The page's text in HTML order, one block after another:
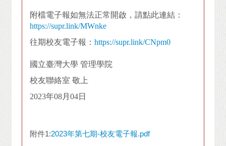
附檔電子報如無法正常開啟，請點此連結：
https://supr.link/MWnke
往期校友電子報：https://supr.link/CNpm0
國立臺灣大學 管理學院
校友聯絡室 敬上
2023年08月04日
附件1:2023年第七期-校友電子報.pdf